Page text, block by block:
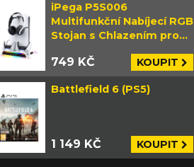
iPega P5S006
Multifunkční Nabíjecí RGB
Stojan s Chlazením pro
749 KČ KOUPIT
Battlefield 6 (PS5)
1 149 KČ KOUPIT